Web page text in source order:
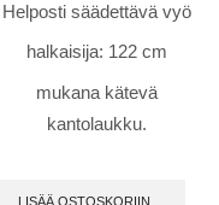
Helposti säädettävä vyö
halkaisija: 122 cm
mukana kätevä
kantolaukku.
LISÄÄ OSTOSKORIIN